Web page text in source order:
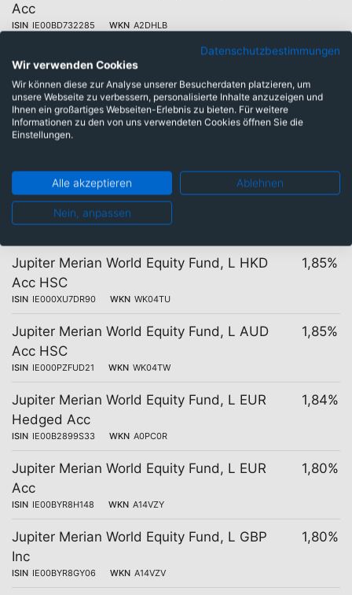
Acc
ISIN IE00BD732285 WKN A2DHLB
Jupiter Merian World Equity Fund, B USD
Acc
ISIN IE0031332822 WKN A0PC0T
2,80%
Jupiter Merian World Equity Fund, N USD
2,80%
Jupiter Merian World Equity Fund, L SGD
Acc HSC
1,88%
Jupiter Merian World Equity Fund, L HKD
Acc HSC
ISIN IE000XU7DR90 WKN WK04TU
1,85%
Jupiter Merian World Equity Fund, L AUD
Acc HSC
ISIN IE000PZFUD21 WKN WK04TW
1,85%
Jupiter Merian World Equity Fund, L EUR
Hedged Acc
ISIN IE00B2899S33 WKN A0PC0R
1,84%
Jupiter Merian World Equity Fund, L EUR
Acc
ISIN IE00BYR8H148 WKN A14VZY
1,80%
Jupiter Merian World Equity Fund, L GBP
Inc
ISIN IE00BYR8GY06 WKN A14VZV
1,80%
Datenschutzbestimmungen
Wir verwenden Cookies
Wir können diese zur Analyse unserer Besucherdaten platzieren, um
unsere Webseite zu verbessern, personalisierte Inhalte anzuzeigen und
Ihnen ein großartiges Webseiten-Erlebnis zu bieten. Für weitere
Informationen zu den von uns verwendeten Cookies öffnen Sie die
Einstellungen.
Alle akzeptieren Ablehnen
Nein, anpassen